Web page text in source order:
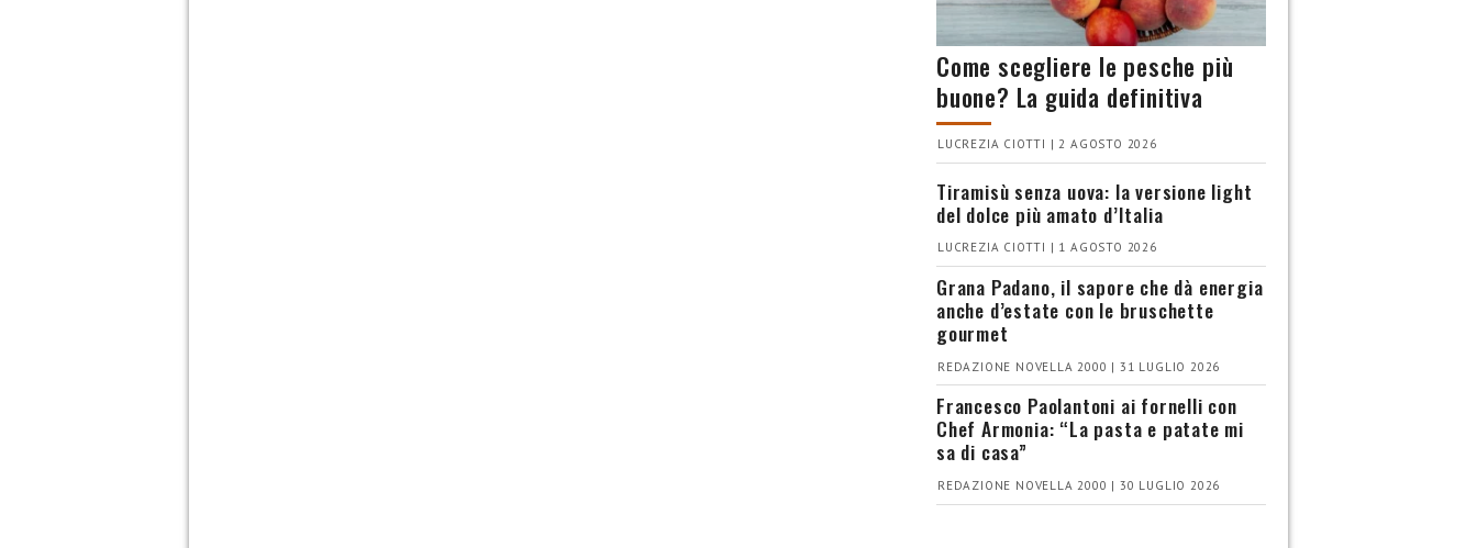
Come scegliere le pesche più
buone? La guida definitiva
LUCREZIA CIOTTI | 2 AGOSTO 2026
Tiramisù senza uova: la versione light
del dolce più amato d’Italia
LUCREZIA CIOTTI | 1 AGOSTO 2026
Grana Padano, il sapore che dà energia
anche d’estate con le bruschette
gourmet
REDAZIONE NOVELLA 2000 | 31 LUGLIO 2026
Francesco Paolantoni ai fornelli con
Chef Armonia: “La pasta e patate mi
sa di casa”
REDAZIONE NOVELLA 2000 | 30 LUGLIO 2026